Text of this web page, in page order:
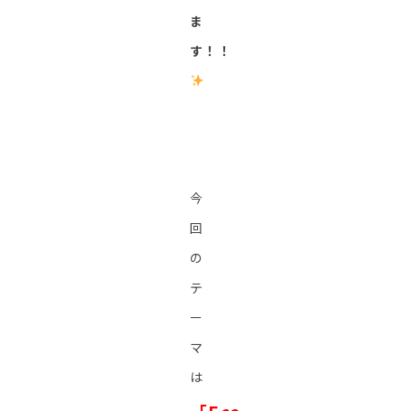
ま
す！！
今
回
の
テ
ー
マ
は